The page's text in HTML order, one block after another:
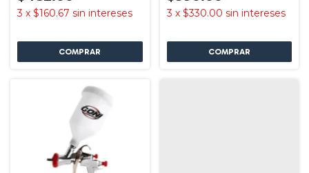
3 x $160.67 sin intereses 3 x $330.00 sin intereses